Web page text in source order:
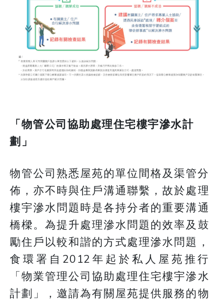
「物管公司協助處理住宅樓宇滲水計
劃」
物管公司熟悉屋苑的單位間格及渠管分
佈，亦不時與住戶溝通聯繫，故於處理
樓宇滲水問題時是各持分者的重要溝通
橋樑。為提升處理滲水問題的效率及鼓
勵住戶以較和諧的方式處理滲水問題，
食環署自2012年起於私人屋苑推行
「物業管理公司協助處理住宅樓宇滲水
計劃」，邀請為有關屋苑提供服務的物